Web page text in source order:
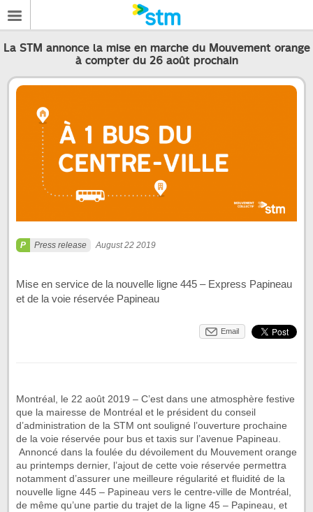
La STM annonce la mise en marche du Mouvement orange
à compter du 26 août prochain
Press release August 22 2019
Mise en service de la nouvelle ligne 445 – Express Papineau
et de la voie réservée Papineau
Email
Montréal, le 22 août 2019 – C’est dans une atmosphère festive
que la mairesse de Montréal et le président du conseil
d’administration de la STM ont souligné l’ouverture prochaine
de la voie réservée pour bus et taxis sur l’avenue Papineau.
Annoncé dans la foulée du dévoilement du Mouvement orange
au printemps dernier, l’ajout de cette voie réservée permettra
notamment d’assurer une meilleure régularité et fluidité de la
nouvelle ligne 445 – Papineau vers le centre-ville de Montréal,
de même qu’une partie du trajet de la ligne 45 – Papineau, et